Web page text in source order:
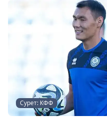
Сурет: КФФ